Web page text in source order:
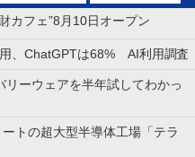
カフェ”8月10日オープン
、ChatGPTは68% AI利用調査
リーウェアを半年試してわかっ
トの超大型半導体工場「テラ